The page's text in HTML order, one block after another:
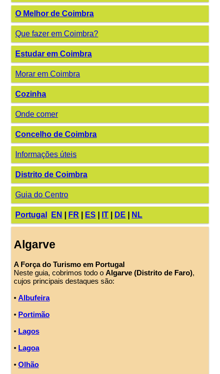
O Melhor de Coimbra
Que fazer em Coimbra?
Estudar em Coimbra
Morar em Coimbra
Cozinha
Onde comer
Concelho de Coimbra
Informações úteis
Distrito de Coimbra
Guia do Centro
Portugal EN FR ES IT DE NL
Algarve
A Força do Turismo em Portugal
Neste guia, cobrimos todo o Algarve (Distrito de Faro),
cujos principais destaques são:
• Albufeira
• Portimão
• Lagos
• Lagoa
• Olhão